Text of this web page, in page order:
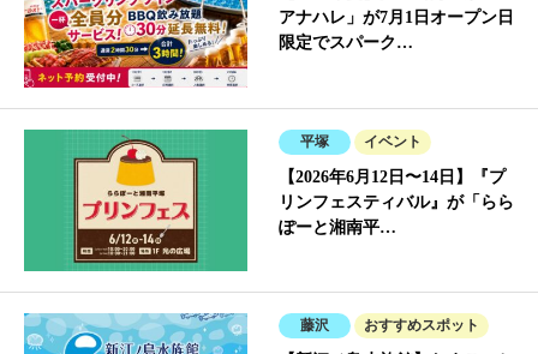
アナハレ」が7月1日オープン日
限定でスパーク…
平塚 イベント
【2026年6月12日〜14日】『プ
リンフェスティバル』が「らら
ぽーと湘南平…
藤沢 おすすめスポット